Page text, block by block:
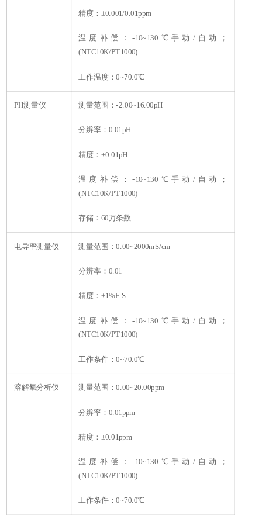
精度：±0.001/0.01ppm
温度补偿：-10~130℃手动/自动；
(NTC10K/PT1000)
工作温度：0~70.0℃
PH测量仪 测量范围：-2.00~16.00pH
分辨率：0.01pH
精度：±0.01pH
温度补偿：-10~130℃手动/自动；
(NTC10K/PT1000)
存储：60万条数
电导率测量仪 测量范围：0.00~2000mS/cm
分辨率：0.01
精度：±1%F.S.
温度补偿：-10~130℃手动/自动；
(NTC10K/PT1000)
工作条件：0~70.0℃
溶解氧分析仪 测量范围：0.00~20.00ppm
分辨率：0.01ppm
精度：±0.01ppm
温度补偿：-10~130℃手动/自动；
(NTC10K/PT1000)
工作条件：0~70.0℃